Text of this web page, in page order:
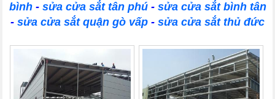
bình- sửa cửa sắt tân phú- sửa cửa sắt bình tân
- sửa cửa sắt quận gò vấp - sửa cửa sắt thủ đức